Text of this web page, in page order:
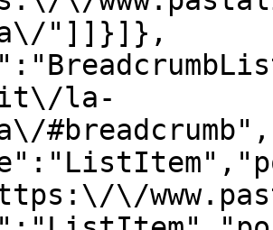
"]]}]},
la-
\/